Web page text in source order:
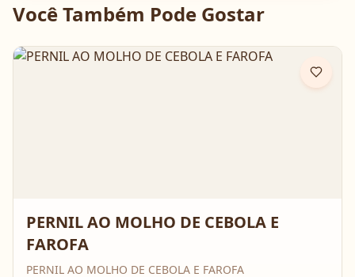
Você Também Pode Gostar
PERNIL AO MOLHO DE CEBOLA E
FAROFA
PERNIL AO MOLHO DE CEBOLA E FAROFA